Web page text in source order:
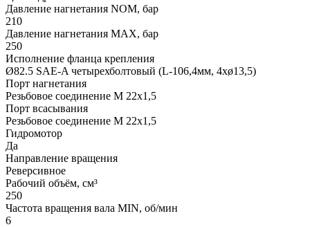
Давление нагнетания NOM, бар
210
Давление нагнетания MAX, бар
250
Исполнение фланца крепления
Ø82.5 SAE-A четырехболтовый (L-106,4мм, 4xø13,5)
Порт нагнетания
Резьбовое соединение M 22x1,5
Порт всасывания
Резьбовое соединение M 22x1,5
Гидромотор
Да
Направление вращения
Реверсивное
Рабочий объём, см³
250
Частота вращения вала MIN, об/мин
6